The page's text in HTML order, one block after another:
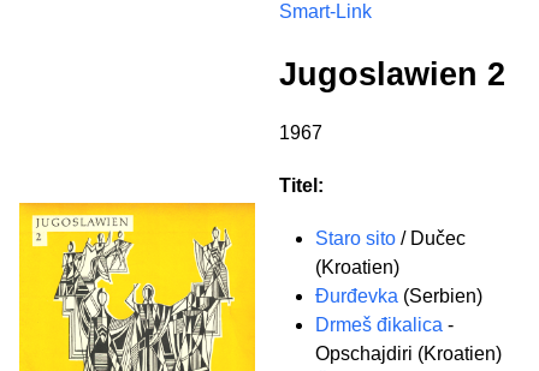
Smart-Link
Jugoslawien 2
1967
Titel:
Staro sito / Dučec
(Kroatien)
Đurđevka (Serbien)
Drmeš đikalica -
Opschajdiri (Kroatien)